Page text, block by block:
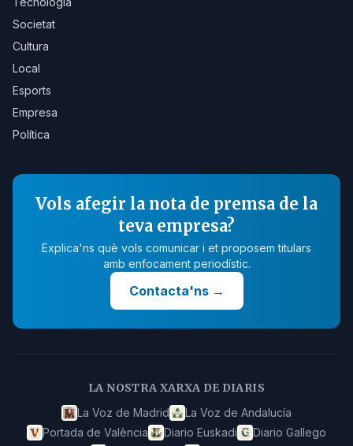
Societat
Cultura
Local
Esports
Empresa
Política
Vols afegir la nota de premsa de la
teva empresa?
Explica'ns què vols comunicar i et proposem titulars
amb enfocament periodístic.
Contacta'ns→
LA NOSTRA XARXA DE DIARIS
La Voz de Madrid
La Voz de Andalucía
Portada de València
Diario Euskadi
Diario Gallego